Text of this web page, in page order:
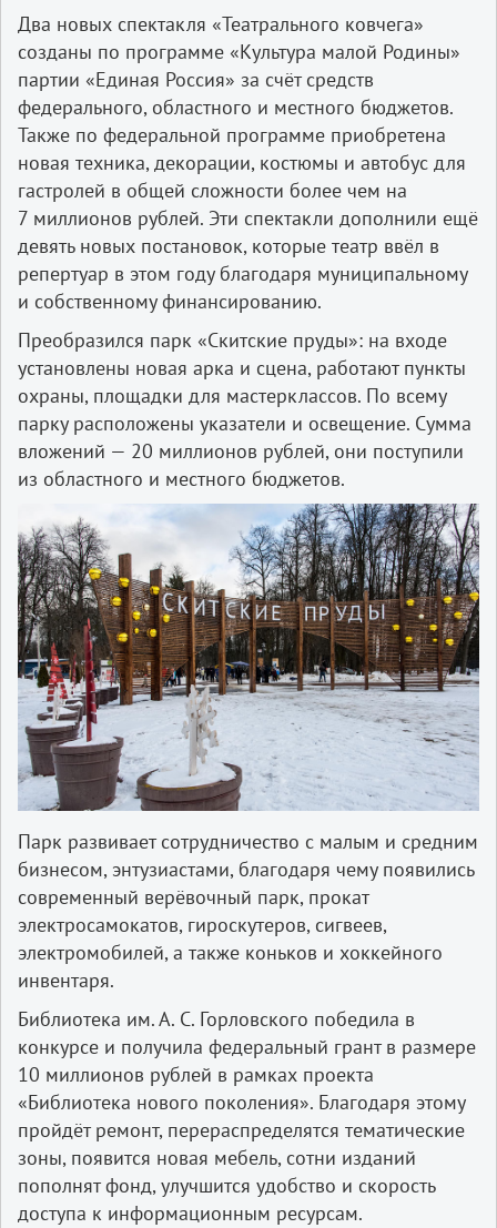
Два новых спектакля «Театрального ковчега»
созданы по программе «Культура малой Родины»
партии «Единая Россия» за счёт средств
федерального, областного и местного бюджетов.
Также по федеральной программе приобретена
новая техника, декорации, костюмы и автобус для
гастролей в общей сложности более чем на
7 миллионов рублей. Эти спектакли дополнили ещё
девять новых постановок, которые театр ввёл в
репертуар в этом году благодаря муниципальному
и собственному финансированию.
Преобразился парк «Скитские пруды»: на входе
установлены новая арка и сцена, работают пункты
охраны, площадки для мастер­классов. По всему
парку расположены указатели и освещение. Сумма
вложений — 20 миллионов рублей, они поступили
из областного и местного бюджетов.
Парк развивает сотрудничество с малым и средним
бизнесом, энтузиастами, благодаря чему появились
современный верёвочный парк, прокат
электросамокатов, гироскутеров, сигвеев,
электромобилей, а также коньков и хоккейного
инвентаря.
Библиотека им. А. С. Горловского победила в
конкурсе и получила федеральный грант в размере
10 миллионов рублей в рамках проекта
«Библиотека нового поколения». Благодаря этому
пройдёт ремонт, перераспределятся тематические
зоны, появится новая мебель, сотни изданий
пополнят фонд, улучшится удобство и скорость
доступа к информационным ресурсам.